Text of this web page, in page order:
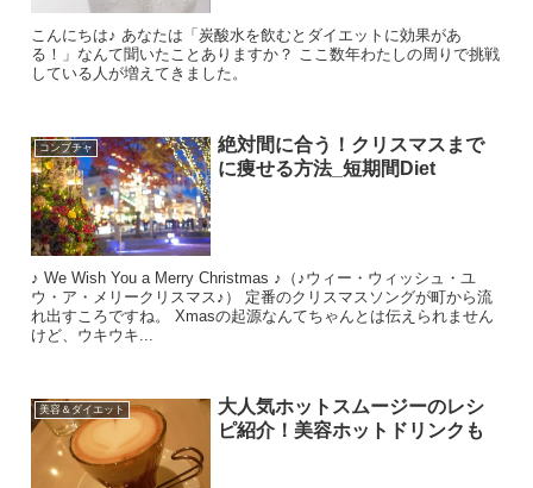
こんにちは♪ あなたは「炭酸水を飲むとダイエットに効果があ
る！」なんて聞いたことありますか？ ここ数年わたしの周りで挑戦
している人が増えてきました。
コンブチャ
絶対間に合う！クリスマスまで
に痩せる方法_短期間Diet
♪ We Wish You a Merry Christmas ♪（♪ウィー・ウィッシュ・ユ
ウ・ア・メリークリスマス♪） 定番のクリスマスソングが町から流
れ出すころですね。 Xmasの起源なんてちゃんとは伝えられません
けど、ウキウキ...
美容＆ダイエット
大人気ホットスムージーのレシ
ピ紹介！美容ホットドリンクも